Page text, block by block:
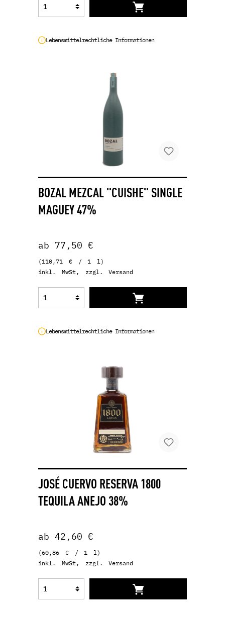
Lebensmittelrechtliche Informationen
BOZAL MEZCAL "CUISHE" SINGLE
MAGUEY 47%
ab 77,50 €
(110,71 € / 1 l)
inkl. MwSt, zzgl. Versand
Lebensmittelrechtliche Informationen
JOSÉ CUERVO RESERVA 1800
TEQUILA ANEJO 38%
ab 42,60 €
(60,86 € / 1 l)
inkl. MwSt, zzgl. Versand